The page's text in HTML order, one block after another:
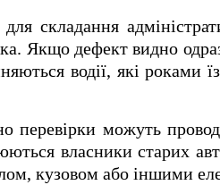
складання
Якщо дефект видно
водії, які
перевірки можуть
власники старих
кузовом або іншими